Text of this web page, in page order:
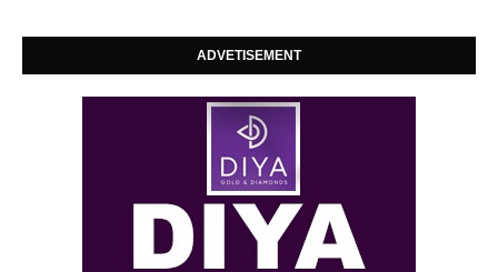
ADVETISEMENT